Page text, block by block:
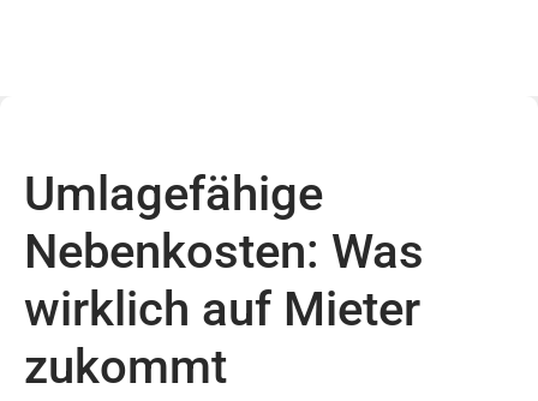
Umlagefähige
Nebenkosten: Was
wirklich auf Mieter
zukommt